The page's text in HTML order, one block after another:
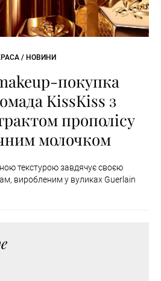
/ НОВИНИ
покупка
KissKiss з
прополісу
молочком
текстурою завдячує своєю
виробленим у вуликах Guerlain